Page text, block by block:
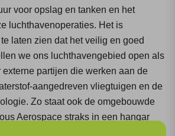
voor opslag en tanken en het
luchthavenoperaties. Het is
laten zien dat het veilig en goed
we ons luchthavengebied open als
partijen die werken aan de
aangedreven vliegtuigen en de
Zo staat ook de omgebouwde
Aerospace straks in een hangar